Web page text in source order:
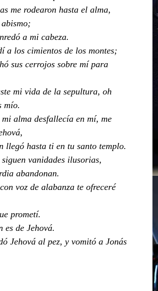
me rodearon hasta el alma,
a mi cabeza.
a los cimientos de los montes;
sus cerrojos sobre mí para
mi vida de la sepultura, oh
mío.
alma desfallecía en mí, me
llegó hasta ti en tu santo templo.
vanidades ilusorias,
abandonan.
voz de alabanza te ofreceré
prometí.
es de Jehová.
Jehová al pez, y vomitó a Jonás